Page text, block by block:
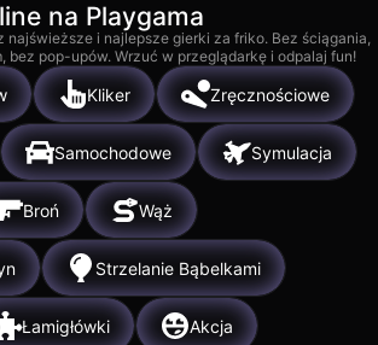
na Playgama
najświeższe i najlepsze gierki za friko. Bez ściągania,
bez pop-upów. Wrzuć w przeglądarkę i odpalaj fun!
Kliker Zręcznościowe
Samochodowe Symulacja
Broń Wąż
Strzelanie Bąbelkami
Łamigłówki Akcja